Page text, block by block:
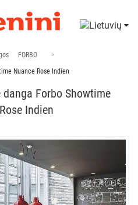
FORBO
Nuance Rose Indien
Forbo Showtime
Indien